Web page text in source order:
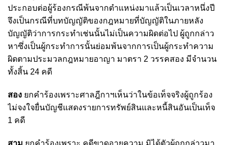
ประกอบต่อผู้ร้องกรณีพ้นจากตำแหน่งมาแล้วเป็นเวลาหนึ่งปี
จึงเป็นกรณีที่บทบัญญัติของกฎหมายที่บัญญัติในภายหลัง
บัญญัติว่าการกระทำเช่นนั้นไม่เป็นความผิดต่อไป ผู้ถูกกล่าว
หาซึ่งเป็นผู้กระทำการนั้นย่อมพ้นจากการเป็นผู้กระทำความ
ผิดตามประมวลกฎหมายอาญา มาตรา 2 วรรคสอง มีจำนวน
ทั้งสิ้น 24 คดี
สอง ยกคำร้องเพราะศาลฎีกาฯเห็นว่าในข้อเท็จจริงผู้ถูกร้อง
ไม่จงใจยื่นบัญชีแสดงรายการทรัพย์สินและหนี้สินอันเป็นเท็จ
1 คดี
สาม ยกคำร้องเพราะ คดีขาดอายุความ มิได้ตัวผู้ถูกกล่าวมา